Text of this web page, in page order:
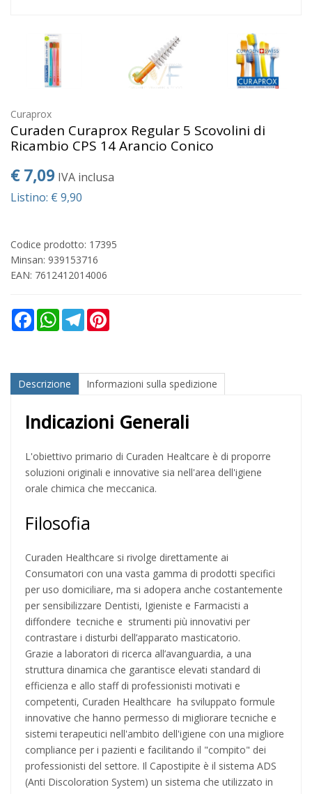
Curaprox
Curaden Curaprox Regular 5 Scovolini di
Ricambio CPS 14 Arancio Conico
€ 7,09 IVA inclusa
Listino: € 9,90
Codice prodotto: 17395
Minsan: 939153716
EAN: 7612412014006
FacebookWhatsAppTelegram
Descrizione Informazioni sulla spedizione
Indicazioni Generali
L'obiettivo primario di Curaden Healtcare è di proporre
soluzioni originali e innovative sia nell'area dell'igiene
orale chimica che meccanica.
Filosofia
Curaden Healthcare si rivolge direttamente ai
Consumatori con una vasta gamma di prodotti specifici
per uso domiciliare, ma si adopera anche costantemente
per sensibilizzare Dentisti, Igieniste e Farmacisti a
diffondere tecniche e strumenti più innovativi per
contrastare i disturbi dell’apparato masticatorio.
Grazie a laboratori di ricerca all’avanguardia, a una
struttura dinamica che garantisce elevati standard di
efficienza e allo staff di professionisti motivati e
competenti, Curaden Healthcare ha sviluppato formule
innovative che hanno permesso di migliorare tecniche e
sistemi terapeutici nell'ambito dell'igiene con una migliore
compliance per i pazienti e facilitando il "compito" dei
professionisti del settore. Il Capostipite è il sistema ADS
(Anti Discoloration System) un sistema che utilizzato in